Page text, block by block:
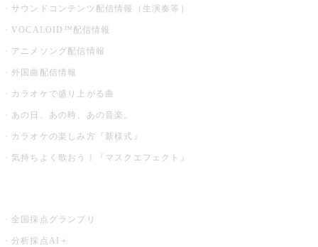
サウンドコンテンツ配信情報（生演奏等）
VOCALOID™配信情報
アニメソング配信情報
外国曲配信情報
カラオケで盛り上がる曲
あの日、あの時、あの音楽。
カラオケの楽しみ方『新様式』
気持ちよく歌おう！『マスクエフェクト』
全国採点グランプリ
分析採点AI＋